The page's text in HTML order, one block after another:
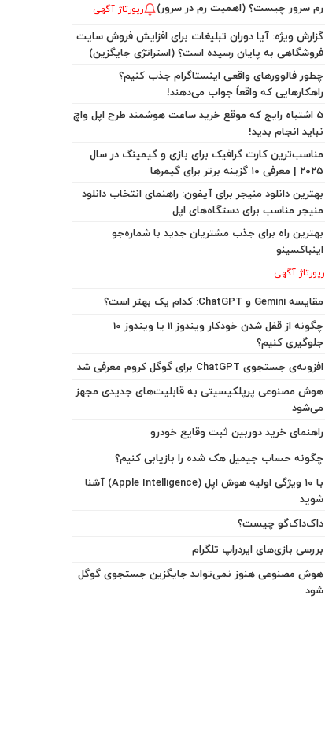
رم سرور چیست؟ (اهمیت رم در سرور) رپورتاژ آگهی
گزارش ویژه: آیا دوران تبلیغات برای افزایش فروش سایت
فروشگاهی به پایان رسیده است؟ (استراتژی جایگزین)
چطور فالوورهای واقعی اینستاگرام جذب کنیم؟
راهکارهایی که واقعاً جواب می‌دهند!
5 اشتباه رایج که موقع خرید ساعت هوشمند طرح اپل واچ
نباید انجام بدید!
مناسب‌ترین کارت گرافیک برای بازی و گیمینگ در سال
۲۰۲۵ | معرفی ۱۰ گزینه برتر برای گیمرها
بهترین دانلود منیجر برای آیفون: راهنمای انتخاب دانلود
منیجر مناسب برای دستگاه‌های اپل
بهترین راه برای جذب مشتریان جدید با شماره‌جو
اینباکسینو
رپورتاژ آگهی
مقایسه Gemini و ChatGPT: کدام یک بهتر است؟
چگونه از قفل شدن خودکار ویندوز 11 یا ویندوز 10
جلوگیری کنیم؟
افزونه‌ی جستجوی ChatGPT برای گوگل کروم معرفی شد
هوش مصنوعی پرپلکیسیتی به قابلیت‌های جدیدی مجهز
می‌شود
راهنمای خرید دوربین ثبت وقایع خودرو
چگونه حساب جیمیل هک شده را بازیابی کنیم؟
با ۱۰ ویژگی اولیه هوش اپل (Apple Intelligence) آشنا
شوید
داک‌داک‌گو چیست؟
بررسی بازی‌های ایردراپ تلگرام
هوش مصنوعی هنوز نمی‌تواند جایگزین جستجوی گوگل
شود